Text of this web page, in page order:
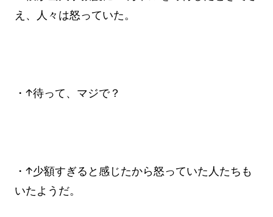
え、人々は怒っていた。
・↑待って、マジで？
・↑少額すぎると感じたから怒っていた人たちも
いたようだ。